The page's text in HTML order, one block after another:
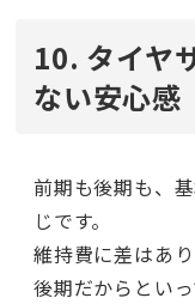
10. タイヤ
ない安心感
前期も後期も、
じです。
維持費に差はあり
後期だからとい